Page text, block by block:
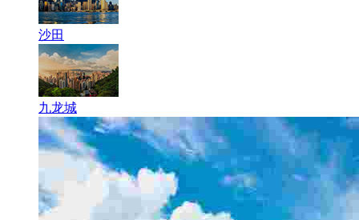
沙田
九龙城